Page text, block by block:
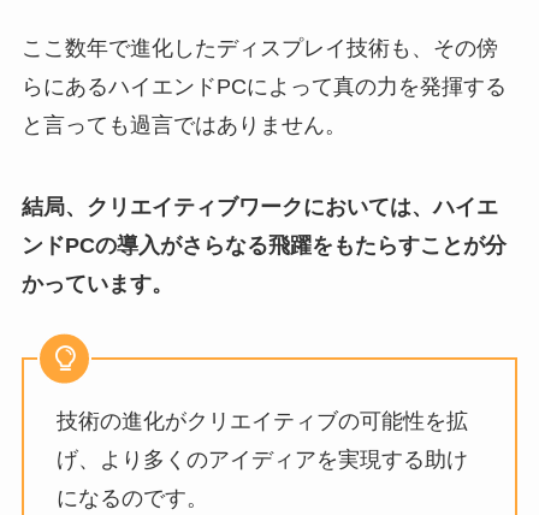
ここ数年で進化したディスプレイ技術も、その傍
らにあるハイエンドPCによって真の力を発揮する
と言っても過言ではありません。
結局、クリエイティブワークにおいては、ハイエ
ンドPCの導入がさらなる飛躍をもたらすことが分
かっています。
技術の進化がクリエイティブの可能性を拡
げ、より多くのアイディアを実現する助け
になるのです。